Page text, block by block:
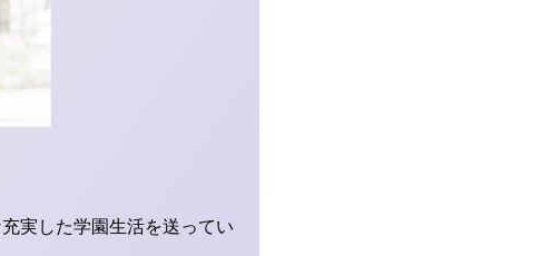
実した学園生活を送ってい